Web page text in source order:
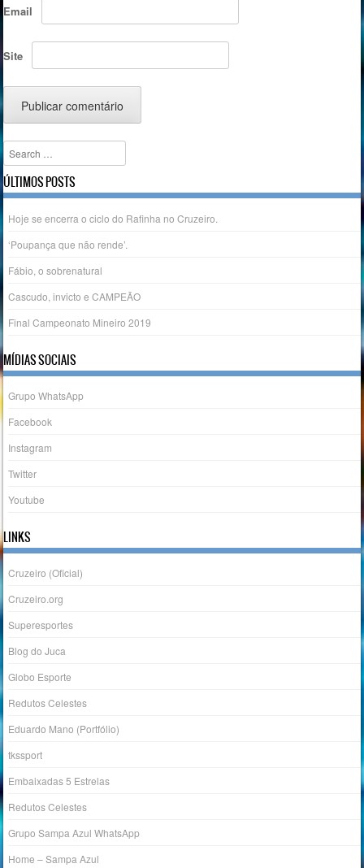
Email
Site
Search
ÚLTIMOS POSTS
Hoje se encerra o ciclo do Rafinha no Cruzeiro.
‘Poupança que não rende’.
Fábio, o sobrenatural
Cascudo, invicto e CAMPEÃO
Final Campeonato Mineiro 2019
MÍDIAS SOCIAIS
Grupo WhatsApp
Facebook
Instagram
Twitter
Youtube
LINKS
Cruzeiro (Oficial)
Cruzeiro.org
Superesportes
Blog do Juca
Globo Esporte
Redutos Celestes
Eduardo Mano (Portfólio)
tkssport
Embaixadas 5 Estrelas
Redutos Celestes
Grupo Sampa Azul WhatsApp
Home – Sampa Azul